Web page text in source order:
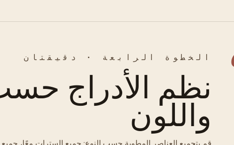
الخطوة الرابعة · دقيقتان
نظم الأدراج
واللون